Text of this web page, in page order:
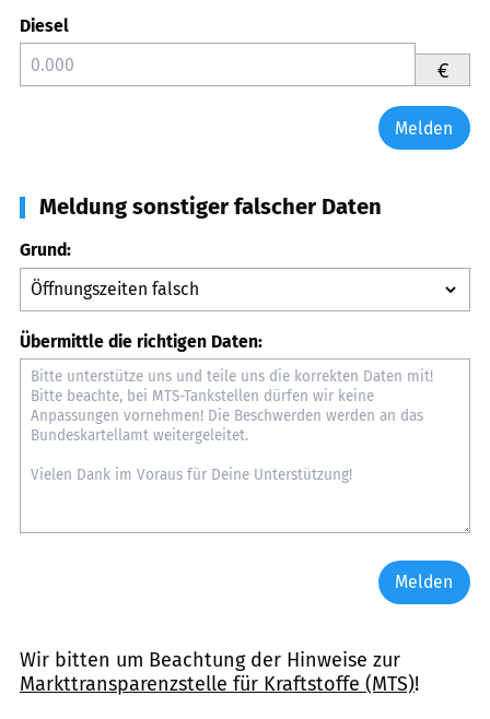
Diesel
€
Melden
Meldung sonstiger falscher Daten
Grund:
Übermittle die richtigen Daten:
Melden
Wir bitten um Beachtung der Hinweise zur
Markttransparenzstelle für Kraftstoffe (MTS)!